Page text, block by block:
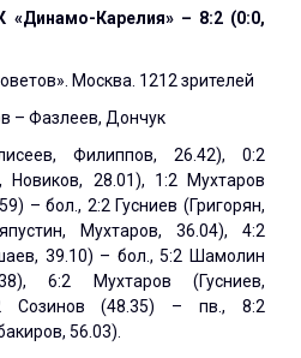
Карелия» – 8:2 (0:0,
Москва. 1212 зрителей
– Фазлеев, Дончук
Филиппов, 26.42), 0:2
Новиков, 28.01), 1:2 Мухтаров
– бол., 2:2 Гусниев (Григорян,
Мухтаров, 36.04), 4:2
39.10) – бол., 5:2 Шамолин
6:2 Мухтаров (Гусниев,
Созинов (48.35) – пв., 8:2
56.03).